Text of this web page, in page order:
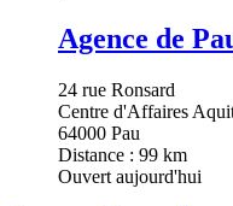
Agence de
24 rue Ronsard
Centre d'Affaires
64000 Pau
Distance : 99 km
Ouvert aujourd'hui